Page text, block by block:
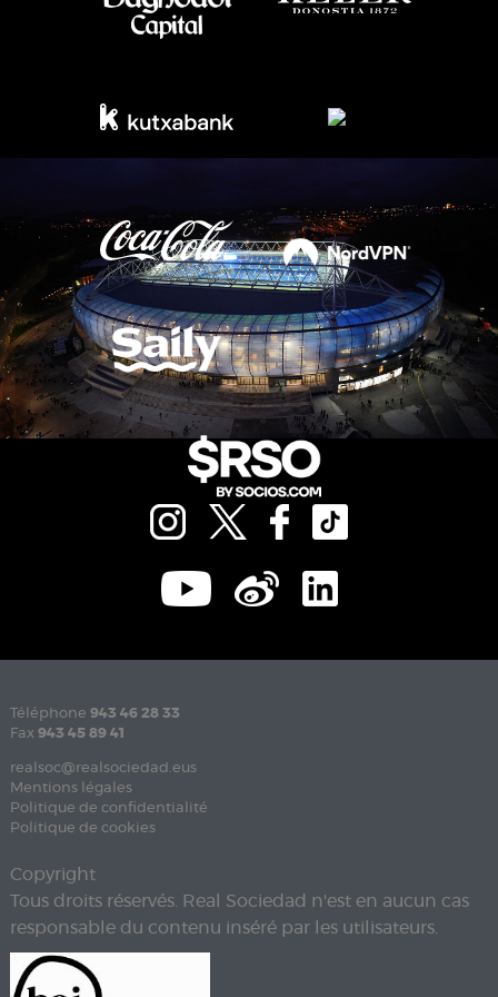
Téléphone 943 46 28 33
Fax 943 45 89 41
realsoc@realsociedad.eus
Mentions légales
Politique de confidentialité
Politique de cookies
Copyright
Tous droits réservés. Real Sociedad n'est en aucun cas
responsable du contenu inséré par les utilisateurs.